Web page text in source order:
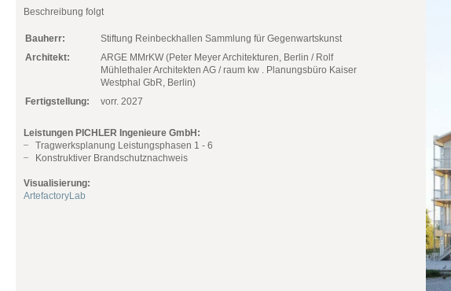
Beschreibung folgt
Bauherr:
Stiftung Reinbeckhallen Sammlung für Gegenwartskunst
Architekt:
ARGE MMrKW (Peter Meyer Architekturen, Berlin / Rolf
Mühlethaler Architekten AG / raum kw . Planungsbüro Kaiser
Westphal GbR, Berlin)
Fertigstellung:
vorr. 2027
Leistungen PICHLER Ingenieure GmbH:
Tragwerksplanung Leistungsphasen 1 - 6
Konstruktiver Brandschutznachweis
Visualisierung:
ArtefactoryLab